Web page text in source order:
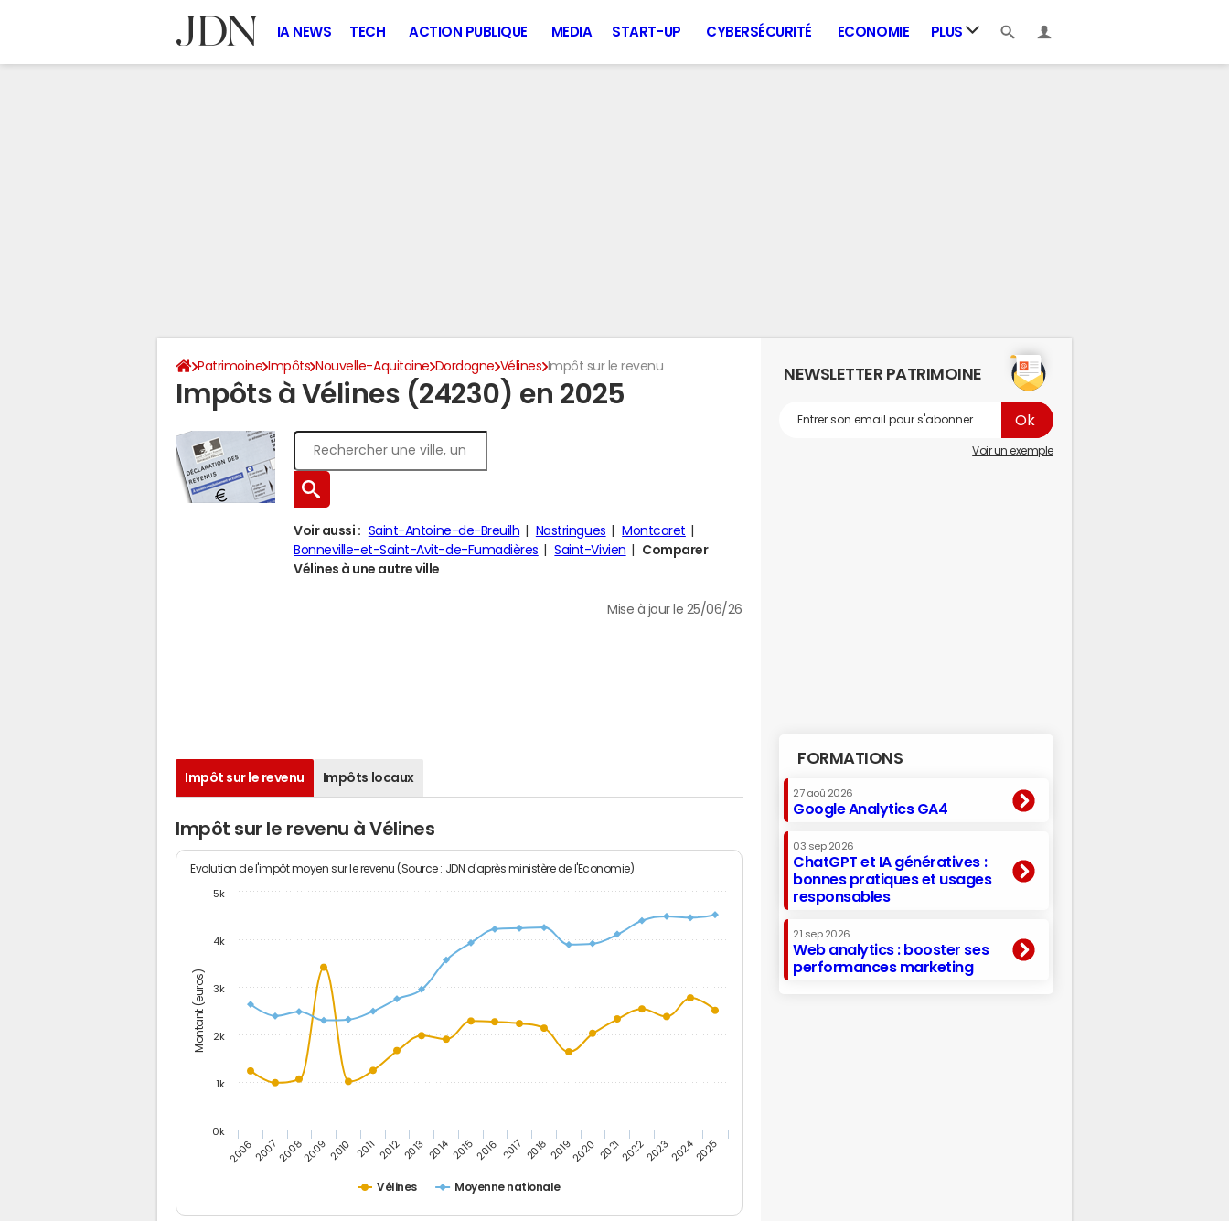
IA NEWS TECH ACTION PUBLIQUE MEDIA START-UP CYBERSÉCURITÉ ECONOMIE PLUS
Patrimoine Impôts Nouvelle-Aquitaine Dordogne Vélines Impôt sur le revenu
Impôts à Vélines (24230) en 2025
Voir aussi : Saint-Antoine-de-Breuilh Nastringues
Montcaret
Bonneville-et-Saint-Avit-de-Fumadières
Saint-Vivien
Comparer
Vélines à une autre ville
Mise à jour le 25/06/26
Impôt sur le revenu Impôts locaux
Impôt sur le revenu à Vélines
Montant (euros)
Evolution de l'impôt moyen sur le revenu (Source : JDN d'après ministère de l'Economie)
Vélines Moyenne nationale
20062007200820092010 2011 20122013 201420152016 2017 201820192020 20212022202320242025
0k
1k
2k
3k
4k
5k
NEWSLETTER PATRIMOINE
Voir un exemple
FORMATIONS
27 aoû 2026
Google Analytics GA4
03 sep 2026
ChatGPT et IA génératives :
bonnes pratiques et usages
responsables
21 sep 2026
Web analytics : booster ses
performances marketing